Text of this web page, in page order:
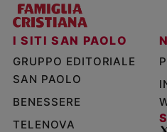
I SITI SAN PAOLO
GRUPPO EDITORIALE
SAN PAOLO
BENESSERE
TELENOVA